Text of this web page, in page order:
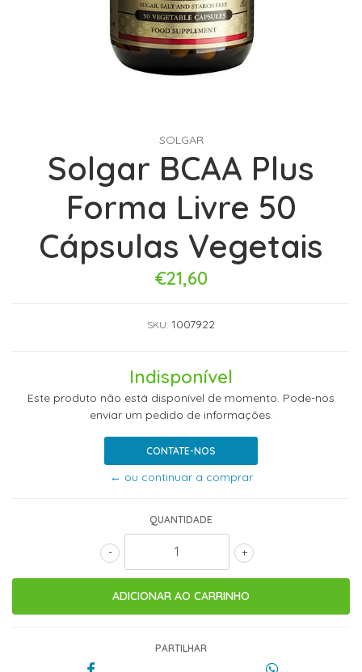
SOLGAR
Solgar BCAA Plus
Forma Livre 50
Cápsulas Vegetais
€21,60
SKU: 1007922
Indisponível
Este produto não está disponível de momento. Pode-nos
enviar um pedido de informações.
CONTATE-NOS
← ou continuar a comprar
QUANTIDADE
+
-
PARTILHAR